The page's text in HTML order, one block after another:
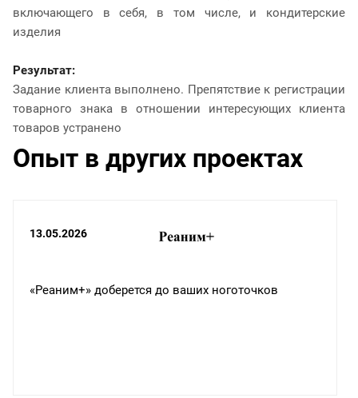
включающего в себя, в том числе, и кондитерские
изделия
Результат:
Задание клиента выполнено. Препятствие к регистрации
товарного знака в отношении интересующих клиента
товаров устранено
Опыт в других проектах
13.05.2026
«Реаним+» доберется до ваших ноготочков